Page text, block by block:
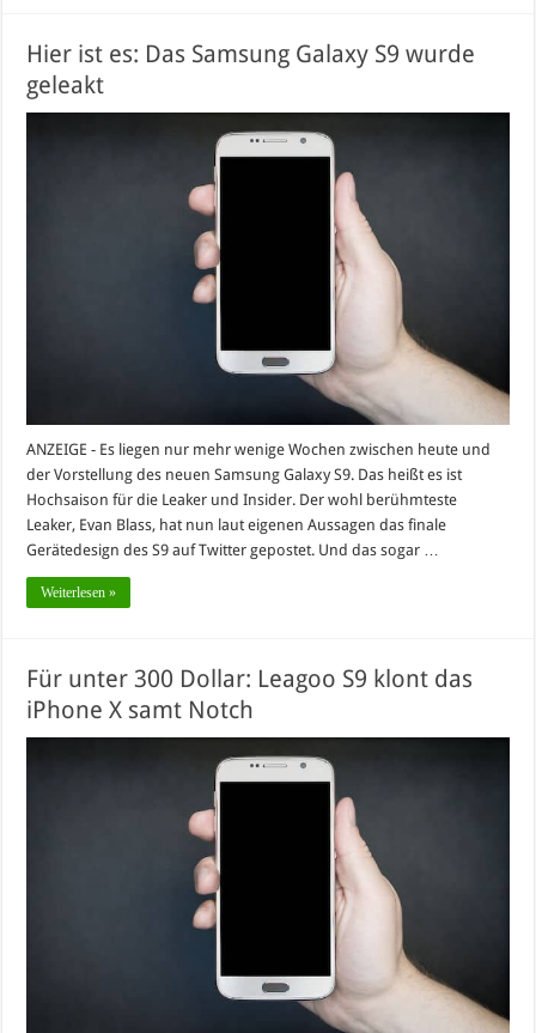
Hier ist es: Das Samsung Galaxy S9 wurde
geleakt
ANZEIGE - Es liegen nur mehr wenige Wochen zwischen heute und
der Vorstellung des neuen Samsung Galaxy S9. Das heißt es ist
Hochsaison für die Leaker und Insider. Der wohl berühmteste
Leaker, Evan Blass, hat nun laut eigenen Aussagen das finale
Gerätedesign des S9 auf Twitter gepostet. Und das sogar …
Weiterlesen »
Für unter 300 Dollar: Leagoo S9 klont das
iPhone X samt Notch